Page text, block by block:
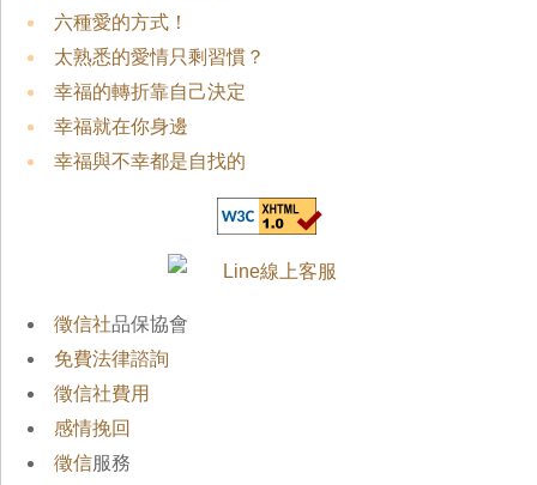
六種愛的方式！
太熟悉的愛情只剩習慣？
幸福的轉折靠自己決定
幸福就在你身邊
幸福與不幸都是自找的
徵信社品保協會
免費法律諮詢
徵信社費用
感情挽回
徵信服務